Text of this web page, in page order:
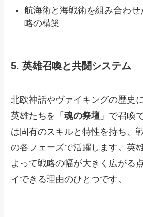
航海術と海戦術を組み合わ
略の構築
5. 英雄召喚と共闘システム
北欧神話やヴァイキングの歴史
英雄たちを「魂の祭壇 」で召喚
は固有のスキルと特性を持ち、
の各フェーズで活躍します。英
よって戦略の幅が大きく広がる
イできる理由のひとつです。